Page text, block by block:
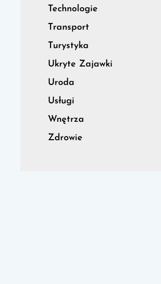
Technologie
Transport
Turystyka
Ukryte Zajawki
Uroda
Usługi
Wnętrza
Zdrowie